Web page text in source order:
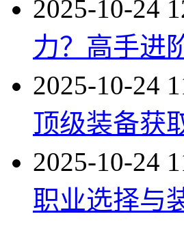
2025-10-24
力？高手进
2025-10-24
顶级装备获
2025-10-24
职业选择与